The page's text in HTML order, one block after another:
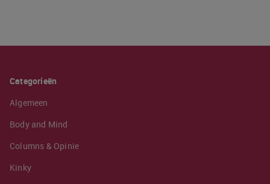
Categorieën
Algemeen
Body and Mind
Columns & Opinie
Kinky